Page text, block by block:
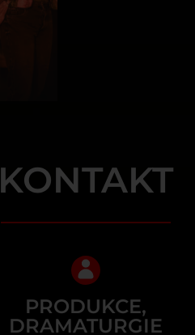
KONTAKT
PRODUKCE,
DRAMATURGIE